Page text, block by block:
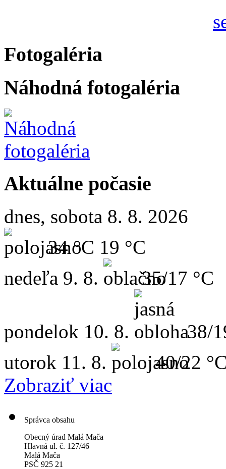
Fotogaléria
Náhodná fotogaléria
Aktuálne počasie
dnes, sobota 8. 8. 2026
34 °C 19 °C
nedeľa 9. 8. 35/17 °C
pondelok 10. 8.
38/
utorok 11. 8.
40/22
Zobraziť viac
Správca obsahu
Obecný úrad Malá Mača
Hlavná ul. č. 127/46
Malá Mača
PSČ 925 21